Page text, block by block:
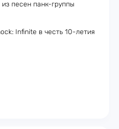
песен панк-группы